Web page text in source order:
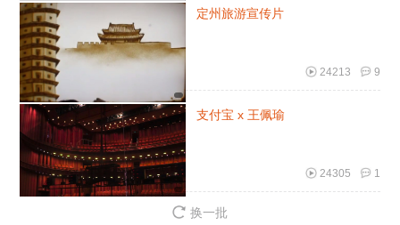
定州旅游宣传片
9
24213
支付宝 x 王佩瑜
1
24305
换一批